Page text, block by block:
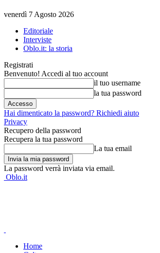
venerdì 7 Agosto 2026
Editoriale
Interviste
Oblo.it: la storia
Registrati
Benvenuto! Accedi al tuo account
il tuo username
la tua password
Hai dimenticato la password? Richiedi aiuto
Privacy
Recupero della password
Recupera la tua password
La tua email
La password verrà inviata via email.
Oblo.it
Home